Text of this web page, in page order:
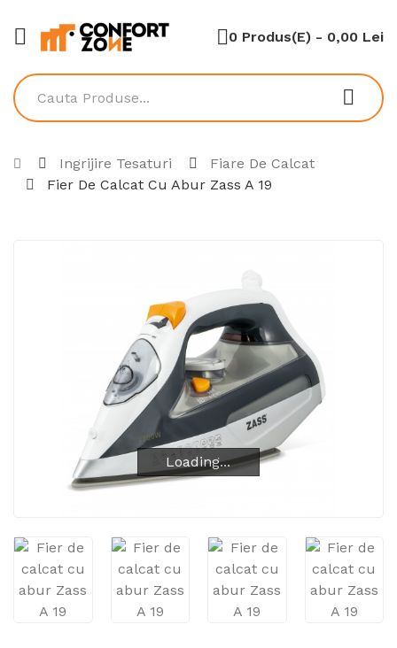
0 Produs(e) - 0,00 Lei
Ingrijire Tesaturi
Fiare De Calcat
Fier De Calcat Cu Abur Zass A 19
Loading...
Loading...